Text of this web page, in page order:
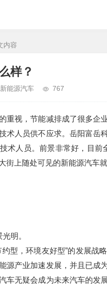
内容
样？
新能源汽车 767
重视，节能减排成了很多企
术人员供不应求。岳阳富岳
术人员。前景非常好，目
街上随处可见的新能源汽车
明。
型，环境友好型”的发展
源产业加速发展，并且已成
车无疑会成为未来汽车的发